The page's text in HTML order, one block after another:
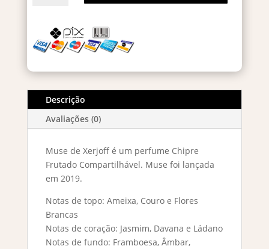
Parfum
100ml
Descrição
Avaliações (0)
Muse de Xerjoff é um perfume Chipre
Frutado Compartilhável. Muse foi lançada
em 2019.
Notas de topo: Ameixa, Couro e Flores
Brancas
Notas de coração: Jasmim, Davana e Ládano
Notas de fundo: Framboesa, Âmbar,